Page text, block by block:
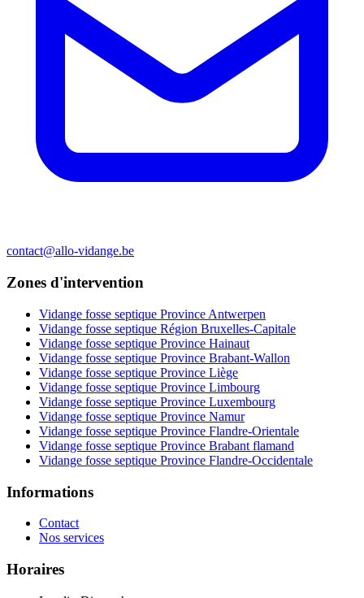
contact@allo-vidange.be
Zones d'intervention
Vidange fosse septique Province Antwerpen
Vidange fosse septique Région Bruxelles-Capitale
Vidange fosse septique Province Hainaut
Vidange fosse septique Province Brabant-Wallon
Vidange fosse septique Province Liège
Vidange fosse septique Province Limbourg
Vidange fosse septique Province Luxembourg
Vidange fosse septique Province Namur
Vidange fosse septique Province Flandre-Orientale
Vidange fosse septique Province Brabant flamand
Vidange fosse septique Province Flandre-Occidentale
Informations
Contact
Nos services
Horaires